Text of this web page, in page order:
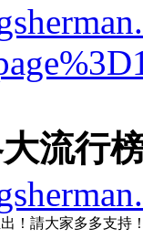
流行
！請大家多多支持